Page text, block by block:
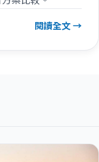
閱讀全文 →